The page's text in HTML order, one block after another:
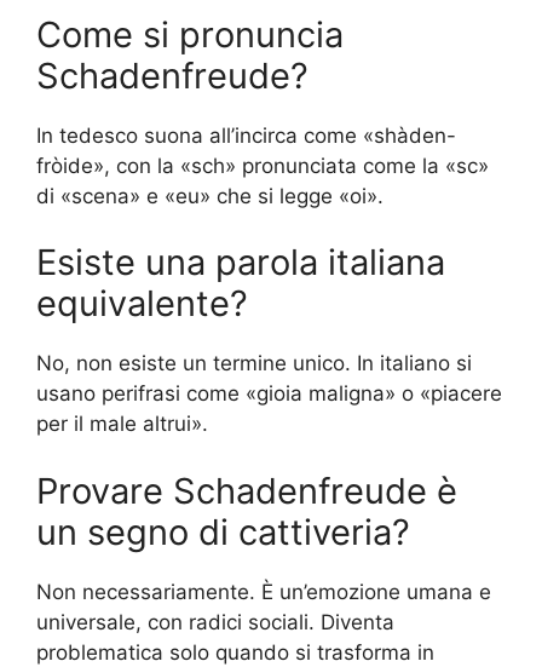
Come si pronuncia
Schadenfreude?
In tedesco suona all’incirca come «shàden-
fròide», con la «sch» pronunciata come la «sc»
di «scena» e «eu» che si legge «oi».
Esiste una parola italiana
equivalente?
No, non esiste un termine unico. In italiano si
usano perifrasi come «gioia maligna» o «piacere
per il male altrui».
Provare Schadenfreude è
un segno di cattiveria?
Non necessariamente. È un’emozione umana e
universale, con radici sociali. Diventa
problematica solo quando si trasforma in